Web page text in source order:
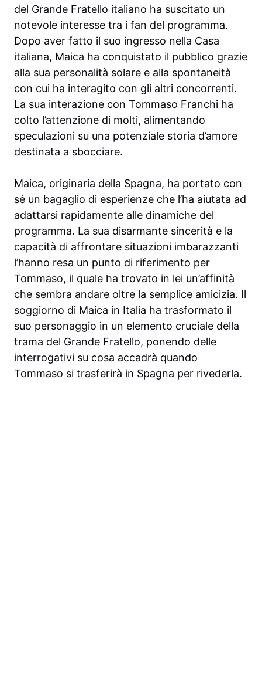
del Grande Fratello italiano ha suscitato un
notevole interesse tra i fan del programma.
Dopo aver fatto il suo ingresso nella Casa
italiana, Maica ha conquistato il pubblico grazie
alla sua personalità solare e alla spontaneità
con cui ha interagito con gli altri concorrenti.
La sua interazione con Tommaso Franchi ha
colto l’attenzione di molti, alimentando
speculazioni su una potenziale storia d’amore
destinata a sbocciare.
Maica, originaria della Spagna, ha portato con
sé un bagaglio di esperienze che l’ha aiutata ad
adattarsi rapidamente alle dinamiche del
programma. La sua disarmante sincerità e la
capacità di affrontare situazioni imbarazzanti
l’hanno resa un punto di riferimento per
Tommaso, il quale ha trovato in lei un’affinità
che sembra andare oltre la semplice amicizia. Il
soggiorno di Maica in Italia ha trasformato il
suo personaggio in un elemento cruciale della
trama del Grande Fratello, ponendo delle
interrogativi su cosa accadrà quando
Tommaso si trasferirà in Spagna per rivederla.